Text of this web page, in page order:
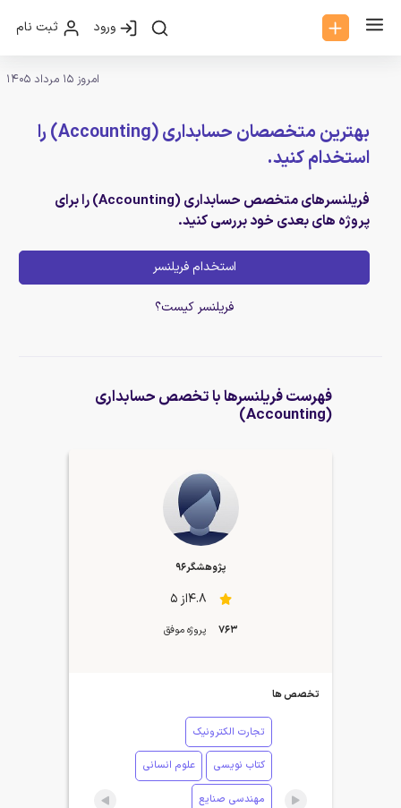
ورود ثبت نام
امروز 15 مرداد 1405
بهترین متخصصان حسابداری (Accounting) را
استخدام کنید.
فریلنسرهای متخصص حسابداری (Accounting) را برای
پروژه های بعدی خود بررسی کنید.
استخدام فریلنسر
فریلنسر کیست؟
فهرست فریلنسرها با تخصص حسابداری
(Accounting)
پژوهشگر96
4.8از 5
763 پروژه موفق
تخصص ها
تجارت الکترونیک
کتاب نویسی علوم انسانی
مهندسی صنایع